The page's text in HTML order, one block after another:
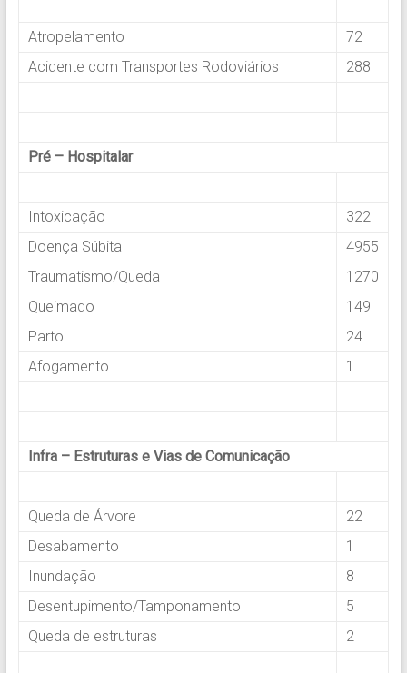
Atropelamento
72
Acidente com Transportes Rodoviários
288
Pré – Hospitalar
Intoxicação
322
Doença Súbita
4955
Traumatismo/Queda
1270
Queimado
149
Parto
24
Afogamento
1
Infra – Estruturas e Vias de Comunicação
Queda de Árvore
22
Desabamento
1
Inundação
8
Desentupimento/Tamponamento
5
Queda de estruturas
2